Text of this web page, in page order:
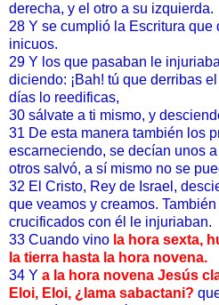
derecha, y el otro a su izquierda.
28 Y se cumplió la Escritura
inicuos.
29 Y los que pasaban le
diciendo: ¡Bah! tú que derribas
días lo reedificas,
30 sálvate a ti mismo, y
31 De esta manera también los
escarneciendo, se decían unos
otros salvó, a sí mismo no se
32 El Cristo, Rey de Israel,
que veamos y creamos.
crucificados con él le injuriaban.
33 Cuando vino la hora sexta,
la tierra hasta la hora novena.
34 Y a la hora novena Jesús
Eloi, Eloi, ¿lama sabactani?